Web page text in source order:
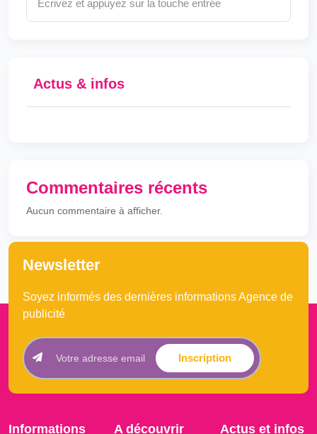
Actus & infos
Commentaires récents
Aucun commentaire à afficher.
Newsletter
Soyez informés des dernières informations Agence de
publicité
Inscription
Informations A découvrir Actus et infos